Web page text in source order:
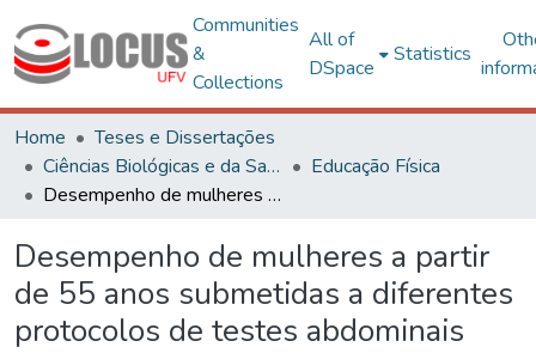
Communities
&
Collections
All of
DSpace
Statistics
Home
Teses e Dissertações
Ciências Biológicas e da Saúde
Educação Física
Desempenho de mulheres a partir de 55 anos submetidas a diferentes protocolos de testes abdominais
Desempenho de mulheres a partir
de 55 anos submetidas a diferentes
protocolos de testes abdominais